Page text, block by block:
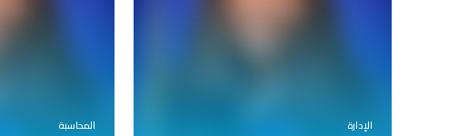
الإدارة المحاسبة